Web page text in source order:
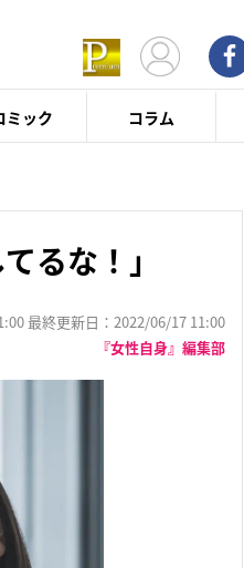
ミック コラム
るな！」
最終更新日：2022/06/17 11:00
『女性自身』編集部